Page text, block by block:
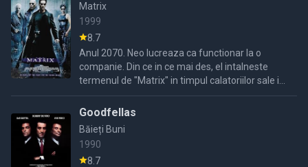
Matrix
1999
8.7
Anul 2070. Neo lucreaza ca functionar la o
companie. Din ce in ce mai des, el intalneste
termenul de "Matrix" in timpul calatoriilor sale in
spatiul cibernetic. Incercand sa afle semnificatia
acestui ...
Goodfellas
Băieți Buni
1990
8.7